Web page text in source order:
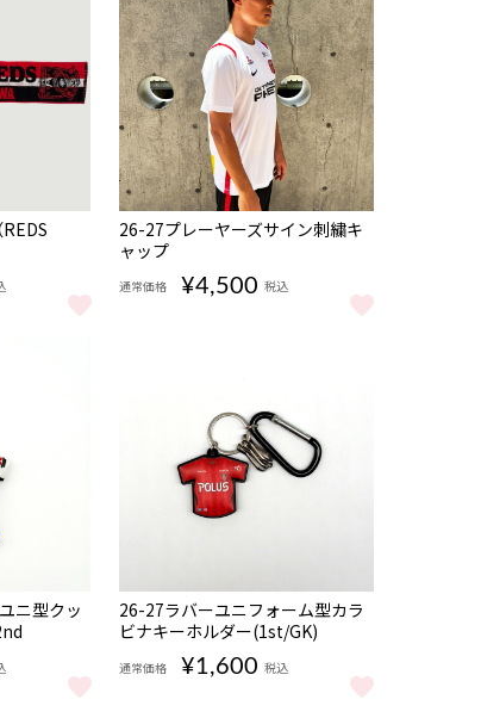
ICON） をもっと見る
NEW
26-27プレーヤーズサイン刺繍キ
ャップ
通常価格 ¥4,500 税込
26-27プレーヤーズサイン刺繍キャップ をもっ
ニ型クッ
ニ型クッションキーホルダー/2nd をもっと見る
NEW
26-27ラバーユニフォーム型カラ
ビナキーホルダー(1st/GK)
通常価格 ¥1,600 税込
26-27ラバーユニフォーム型カラビナキーホル